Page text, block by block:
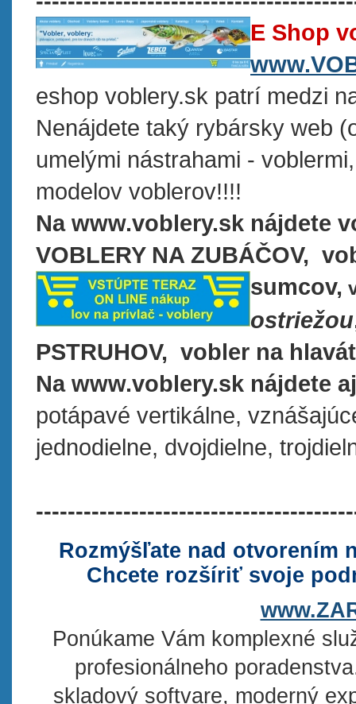
E Shop
eshop voblery.sk patrí medzi
Nenájdete taký rybársky web
umelými nástrahami -
modelov voblerov!!!!
Na www.voblery.sk nájdete
VOBLERY NA ZUBÁČOV,
sumcov,
ostriežou
PSTRUHOV, vobler na
Na www.voblery.sk nájdete
potápavé vertikálne,
jednodielne, dvojdielne,
Rozmýšľate nad otvorením
Chcete rozšíriť svoje
Ponúkame Vám komplexné
profesionálneho
skladový softvare, moderný